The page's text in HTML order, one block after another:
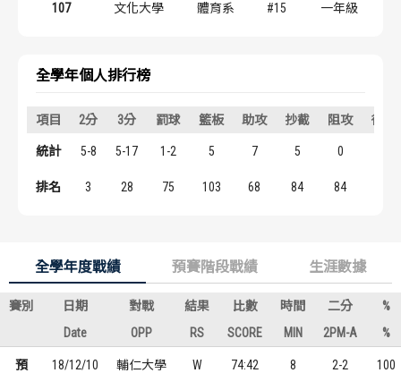
107 文化大學 體育系 #15 一年級
全學年個人排行榜
項目 2分 3分 罰球 籃板 助攻 抄截 阻攻 得分
統計 5-8 5-17 1-2 5 7 5 0
排名 3 28 75 103 68 84 84
全學年度戰績 預賽階段戰績 生涯數據
賽別 日期 對戰 結果 比數 時間 二分
%
Date
OPP RS SCORE MIN 2PM-A %
預 18/12/10 輔仁大學 W 74:42 8 2-2 100